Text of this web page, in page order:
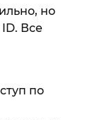
но
Все
по